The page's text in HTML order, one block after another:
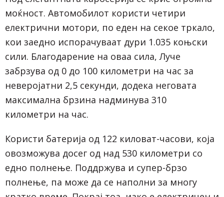
моќност. Автомобилот користи четири
електрични мотори, по еден на секое тркало,
кои заедно испорачуваат дури 1.035 коњски
сили. Благодарение на оваа сила, Луче
забрзува од 0 до 100 километри на час за
неверојатни 2,5 секунди, додека неговата
максимална брзина надминува 310
километри на час.
Користи батерија од 122 киловат-часови, која
овозможува досег од над 530 километри со
едно полнење. Поддржува и супер-брзо
полнење, па може да се наполни за многу